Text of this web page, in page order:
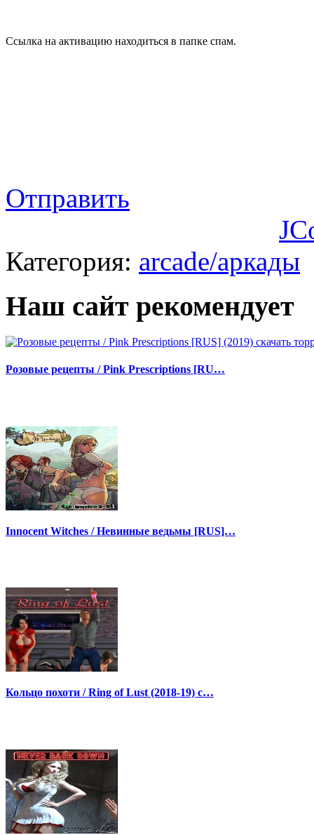
Ссылка на активацию находиться в папке спам.
Отправить
Категория: arcade/аркады
Наш сайт рекомендует
Розовые рецепты / Pink Prescriptions [RU…
Innocent Witches / Невинные ведьмы [RUS]…
Кольцо похоти / Ring of Lust (2018-19) с…